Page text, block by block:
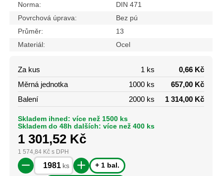
Norma:
DIN 471
Povrchová úprava:
Bez pú
Průměr:
13
Materiál:
Ocel
Za kus 1 ks
0,66 Kč
Měrná jednotka
1000 ks
657,00 Kč
Balení
2000 ks 1 314,00 Kč
Skladem ihned: více než 1500 ks
Skladem do 48h dalších: více než 400 ks
1 301,52 Kč
1 574,84 Kčs DPH
ks + 1 bal.